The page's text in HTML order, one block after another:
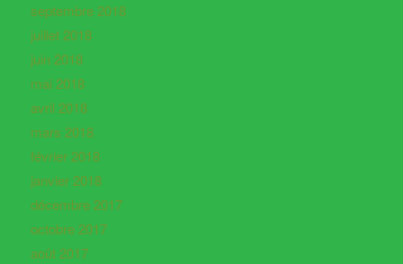
septembre 2018
juillet 2018
juin 2018
mai 2018
avril 2018
mars 2018
février 2018
janvier 2018
décembre 2017
octobre 2017
août 2017